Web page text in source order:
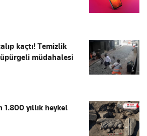
kaçtı! Temizlik
müdahalesi
yıllık heykel